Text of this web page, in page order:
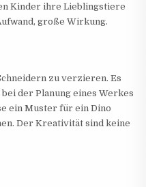
Kinder ihre Lieblingstiere
große Wirkung.
zu verzieren. Es
der Planung eines Werkes
ein Muster für ein Dino
Der Kreativität sind keine